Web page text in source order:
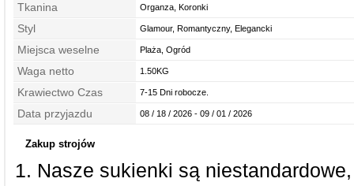
Tkanina Organza, Koronki
Styl Glamour, Romantyczny, Elegancki
Miejsca weselne Plaża, Ogród
Waga netto 1.50KG
Krawiectwo Czas 7-15 Dni robocze.
Data przyjazdu 08 / 18 / 2026 - 09 / 01 / 2026
Zakup strojów
Nasze sukienki są